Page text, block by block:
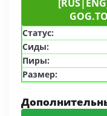
Статус:
Сиды:
Пиры:
Размер: